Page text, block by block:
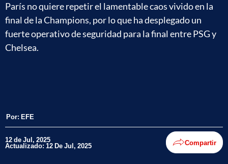
París no quiere repetir el lamentable caos vivido en la
final de la Champions, por lo que ha desplegado un
fuerte operativo de seguridad para la final entre PSG y
Chelsea.
Por: EFE
12 de Jul, 2025
Actualizado: 12 De Jul, 2025 Compartir